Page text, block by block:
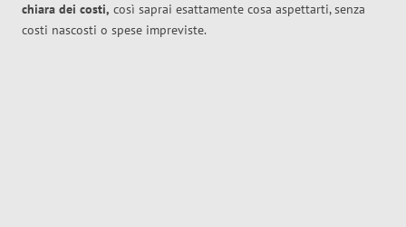
chiara dei costi, così saprai esattamente cosa aspettarti, senza
costi nascosti o spese impreviste.